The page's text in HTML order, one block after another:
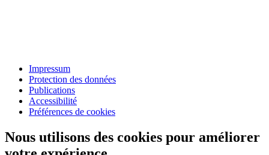
Impressum
Protection des données
Publications
Accessibilité
Préférences de cookies
Nous utilisons des cookies pour améliorer